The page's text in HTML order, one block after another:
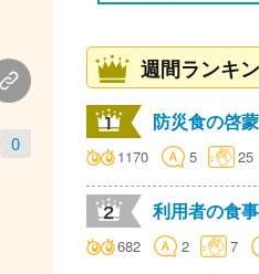
0
週間ランキ
防災食の啓
1170 5 25
利用者の食
682 2 7